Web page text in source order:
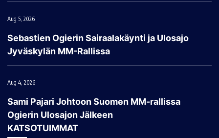
Aug 5, 2026
Sebastien Ogierin Sairaalakäynti ja Ulosajo
Jyväskylän MM-Rallissa
Aug 4, 2026
Sami Pajari Johtoon Suomen MM-rallissa
Ogierin Ulosajon Jälkeen
KATSOTUIMMAT